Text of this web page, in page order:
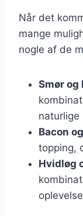
Når det
mange
nogle af de
Smør
naturlige
Bacon
topping,
Hvidløg